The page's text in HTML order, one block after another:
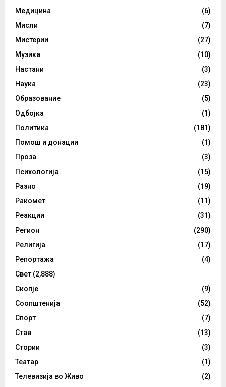
Медицина
(6)
Мисли
(7)
Мистерии
(27)
Музика
(10)
Настани
(3)
Наука
(23)
Образование
(5)
Одбојка
(1)
Политика
(181)
Помош и донации
(1)
Проза
(3)
Психологија
(15)
Разно
(19)
Ракомет
(11)
Реакции
(31)
Регион
(290)
Религија
(17)
Репортажа
(4)
Свет (2,888)
Скопје
(9)
Соопштенија
(52)
Спорт
(7)
Став
(13)
Стории
(3)
Театар
(1)
Телевизија во Живо
(2)